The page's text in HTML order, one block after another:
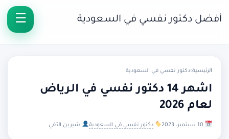
أفضل دكتور نفسي في السعودية
الرئيسية›دكتور نفسي في السعودية
اشهر 14 دكتور نفسي في الرياض
لعام 2026
دكتور نفسي في السعودية شيرين التقي